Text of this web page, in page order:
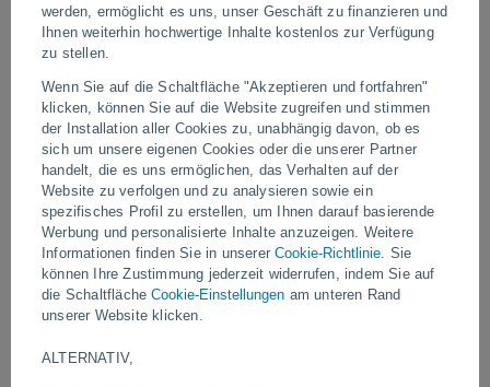
werden, ermöglicht es uns, unser Geschäft zu finanzieren und
Ihnen weiterhin hochwertige Inhalte kostenlos zur Verfügung
zu stellen.
Wenn Sie auf die Schaltfläche "Akzeptieren und fortfahren"
klicken, können Sie auf die Website zugreifen und stimmen
der Installation aller Cookies zu, unabhängig davon, ob es
sich um unsere eigenen Cookies oder die unserer Partner
handelt, die es uns ermöglichen, das Verhalten auf der
Website zu verfolgen und zu analysieren sowie ein
spezifisches Profil zu erstellen, um Ihnen darauf basierende
Werbung und personalisierte Inhalte anzuzeigen. Weitere
Informationen finden Sie in unsererCookie-Richtlinie. Sie
können Ihre Zustimmung jederzeit widerrufen, indem Sie auf
die SchaltflächeCookie-Einstellungen am unteren Rand
unserer Website klicken.
ALTERNATIV,
Tornado in Huanggang, China: Die
verheerenden Auswirkungen eines
schweren Sturms
Das Phänomen hinterließ schockierende Bilder der Zerstörung,
Panik in Geschäften sowie schwere bauliche Schäden in
Wohngebieten.
Video
Gestern